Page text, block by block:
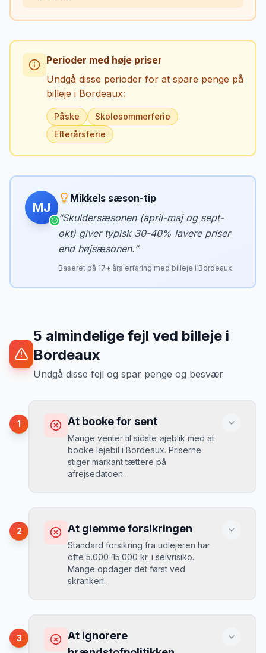
Perioder med høje priser
Undgå disse perioder for at spare penge på
billeje i Bordeaux:
Påske
Skolesommerferie
Efterårsferie
MJ
Mikkels sæson-tip
“Skuldersæsonen (april-maj og sept-
okt) giver typisk 30-40% lavere priser
end højsæsonen.”
Baseret på 17+ års erfaring med billeje i Bordeaux
5 almindelige fejl ved billeje i
Bordeaux
Undgå disse fejl og spar penge og besvær
1 At booke for sent
Mange venter til sidste øjeblik med at
booke lejebil i Bordeaux. Priserne
stiger markant tættere på
afrejsedatoen.
Du betaler 30-50% mere, og de bedste
biler er udsolgt.
Løsning
MJ
Mikkels erfaring
2 At glemme forsikringen
Standard forsikring fra udlejeren har
ofte 5.000-15.000 kr. i selvrisiko.
Mange opdager det først ved
skranken.
Ved selv en mindre skade kan du blive
opkrævet tusindvis af kroner.
3
At ignorere